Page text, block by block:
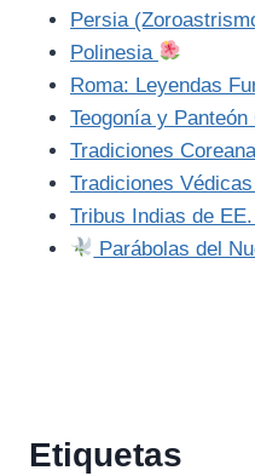
Persia
Polinesia
Roma: Leyendas
Teogonía y
Tradiciones
Tradiciones
Tribus Indias de
Parábolas del
Etiquetas